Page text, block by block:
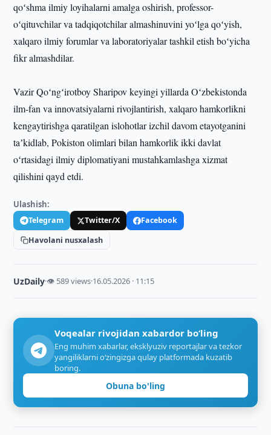
qoʻshma ilmiy loyihalarni amalga oshirish, professor-
oʻqituvchilar va tadqiqotchilar almashinuvini yoʻlga qoʻyish,
xalqaro ilmiy forumlar va laboratoriyalar tashkil etish boʻyicha
fikr almashdilar.
Vazir Qoʻngʻirotboy Sharipov keyingi yillarda Oʻzbekistonda
ilm-fan va innovatsiyalarni rivojlantirish, xalqaro hamkorlikni
kengaytirishga qaratilgan islohotlar izchil davom etayotganini
taʼkidlab, Pokiston olimlari bilan hamkorlik ikki davlat
oʻrtasidagi ilmiy diplomatiyani mustahkamlashga xizmat
qilishini qayd etdi.
Ulashish:
Telegram Twitter/X
Facebook
Havolani nusxalash
UzDaily·👁 589 views·16.05.2026 · 11:15
Voqealar rivojidan xabardor bo‘ling
Eng muhim xabarlar, eksklyuziv reportajlar va tezkor
yangiliklarni o‘zingizga qulay platformada kuzatib
boring.
Obuna bo'ling